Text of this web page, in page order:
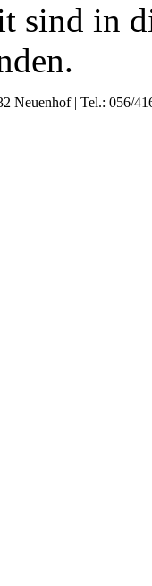
sind in
Neuenhof | Tel.: 056/